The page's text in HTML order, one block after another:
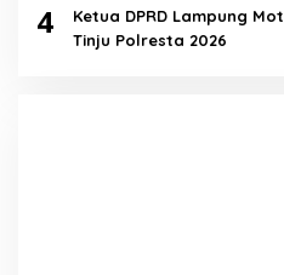
4
Ketua DPRD Lampung
Tinju Polresta 2026